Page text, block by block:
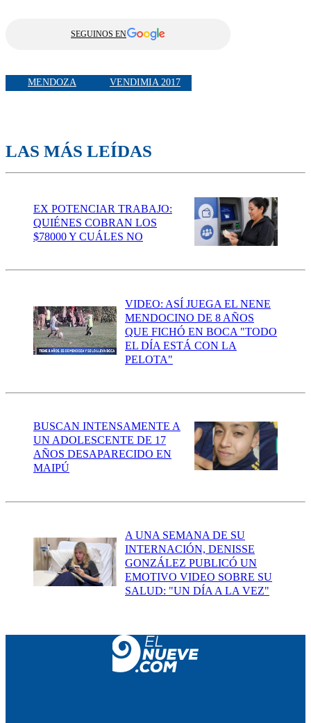
SEGUINOS EN
MENDOZA VENDIMIA 2017
LAS MÁS LEÍDAS
EX POTENCIAR TRABAJO:
QUIÉNES COBRAN LOS
$78000 Y CUÁLES NO
VIDEO: ASÍ JUEGA EL NENE
MENDOCINO DE 8 AÑOS
QUE FICHÓ EN BOCA "TODO
EL DÍA ESTÁ CON LA
PELOTA"
BUSCAN INTENSAMENTE A
UN ADOLESCENTE DE 17
AÑOS DESAPARECIDO EN
MAIPÚ
A UNA SEMANA DE SU
INTERNACIÓN, DENISSE
GONZÁLEZ PUBLICÓ UN
EMOTIVO VIDEO SOBRE SU
SALUD: "UN DÍA A LA VEZ"